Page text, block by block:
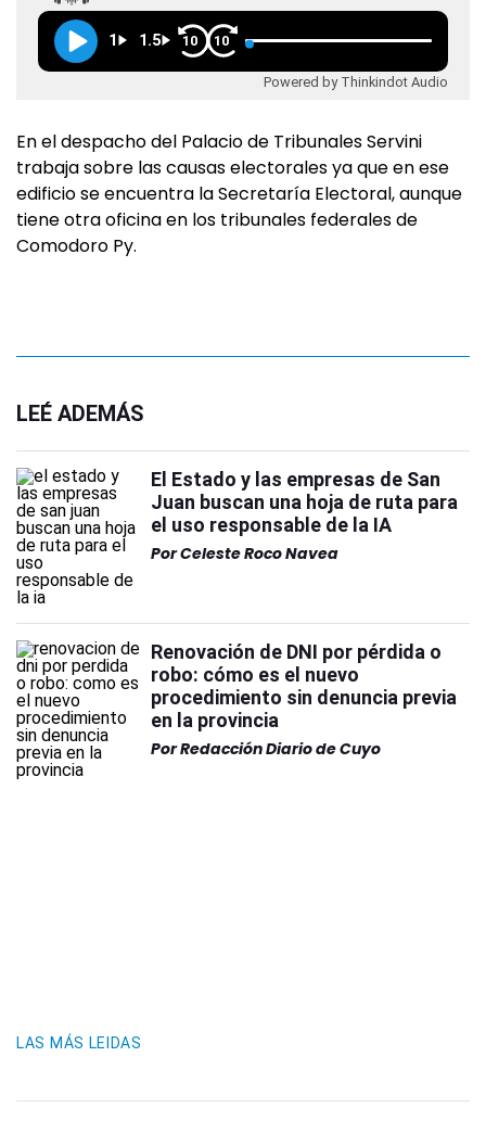
1 1.5 10 10
Powered by Thinkindot Audio
En el despacho del Palacio de Tribunales Servini
trabaja sobre las causas electorales ya que en ese
edificio se encuentra la Secretaría Electoral, aunque
tiene otra oficina en los tribunales federales de
Comodoro Py.
LEÉ ADEMÁS
El Estado y las empresas de San
Juan buscan una hoja de ruta para
el uso responsable de la IA
PorCeleste Roco Navea
Renovación de DNI por pérdida o
robo: cómo es el nuevo
procedimiento sin denuncia previa
en la provincia
PorRedacción Diario de Cuyo
LAS MÁS LEIDAS